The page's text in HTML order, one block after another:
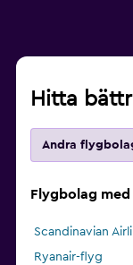
Hitta
Andra
Flygbolag
Scandinavian
Ryanair-flyg